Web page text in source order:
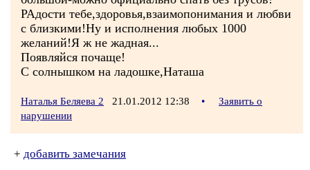
РАдости тебе,здоровья,взаимопонимания и любви
с близкими!Ну и исполнения любых 1000
желаний!Я ж не жадная...
Появляйся почаще!
С солнышком на ладошке,Наташа
Наталья Беляева 2 21.01.2012 12:38 •
Заявить о
нарушении
+ добавить замечания